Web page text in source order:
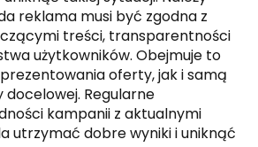
reklama musi być zgodna z
treści, transparentności
użytkowników. Obejmuje to
oferty, jak i samą
Regularne
kampanii z aktualnymi
utrzymać dobre wyniki i uniknąć